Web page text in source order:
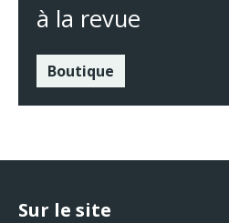
à la revue
Boutique
Sur le site